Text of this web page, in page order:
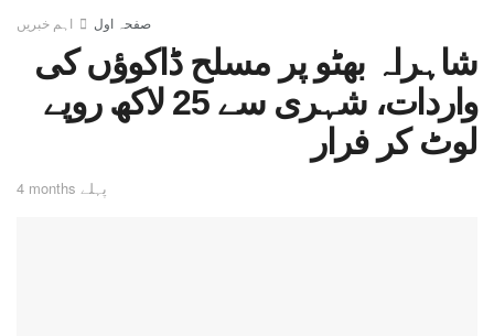
صفحہ اول اہم خبریں
شاہراہ بھٹو پر مسلح ڈاکوؤں کی
واردات، شہری سے 25 لاکھ روپے
لوٹ کر فرار
4 months پہلے